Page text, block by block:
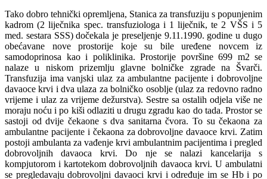
Tako dobro tehnički opremljena, Stanica za transfuziju s popunjenim
kadrom (2 liječnika spec. transfuziologa i 1 liječnik, te 2 VŠS i 5
med. sestara SSS) dočekala je preseljenje 9.11.1990. godine u dugo
obećavane nove prostorije koje su bile uređene novcem iz
samodoprinosa kao i poliklinika. Prostorije površine 699 m2 se
nalaze u niskom prizemlju glavne bolničke zgrade na Švarči.
Transfuzija ima vanjski ulaz za ambulantne pacijente i dobrovoljne
davaoce krvi i dva ulaza za bolničko osoblje (ulaz za redovno radno
vrijeme i ulaz za vrijeme dežurstva). Sestre sa ostalih odjela više ne
moraju noću i po kiši odlaziti u drugu zgradu kao do tada. Prostor se
sastoji od dvije čekaone s dva sanitarna čvora. To su čekaona za
ambulantne pacijente i čekaona za dobrovoljne davaoce krvi. Zatim
postoji ambulanta za vađenje krvi ambulantnim pacijentima i pregled
dobrovoljnih davaoca krvi. Do nje se nalazi kancelarija s
kompjutorom i kartotekom dobrovoljnih davaoca krvi. U ambulatni
se pregledavaju dobrovoljni davaoci krvi i određuje im se Hb i po